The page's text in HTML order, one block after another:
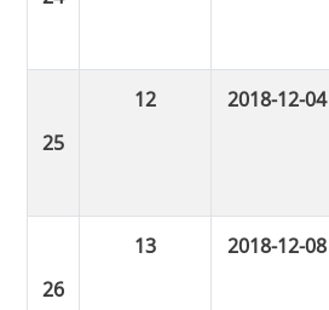
12 2018-12-04
13 2018-12-08